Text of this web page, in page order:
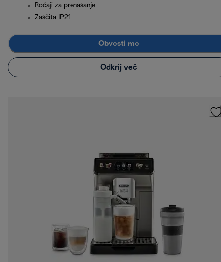
Ročaji za prenašanje
Zaščita IP21
Obvesti me
Odkrij več